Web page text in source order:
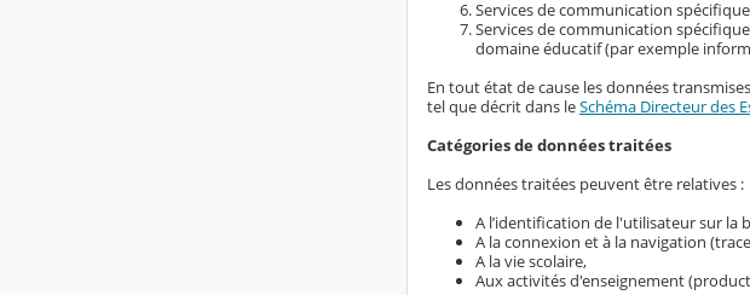
Services de communication
Services de communication
domaine éducatif (par exemple
En tout état de cause les données
tel que décrit dans leSchéma Directeur des
Catégories de données traitées
Les données traitées peuvent être relatives :
A l’identification de l'utilisateur sur la
A la connexion et à la navigation
A la vie scolaire,
Aux activités d'enseignement